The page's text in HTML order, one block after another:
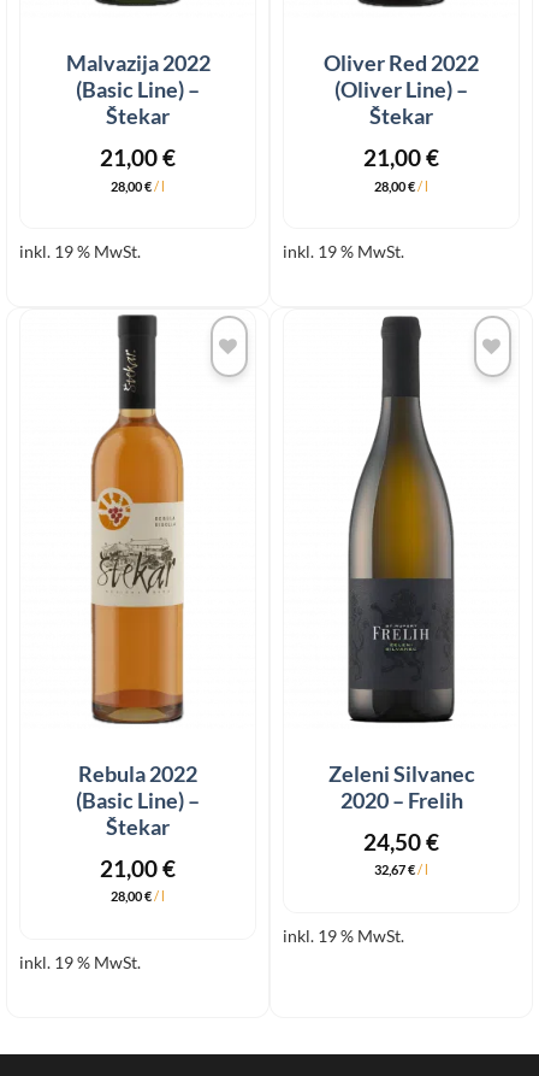
Malvazija 2022
(Basic Line) –
Štekar
21,00€
28,00€/ l
inkl. 19 % MwSt.
Oliver Red 2022
(Oliver Line) –
Štekar
21,00€
28,00€/ l
inkl. 19 % MwSt.
Rebula 2022
(Basic Line) –
Štekar
21,00€
28,00€/
inkl. 19 % MwSt.
Zeleni Silvanec
2020 – Frelih
24,50€
32,67€/
inkl. 19 % MwSt.